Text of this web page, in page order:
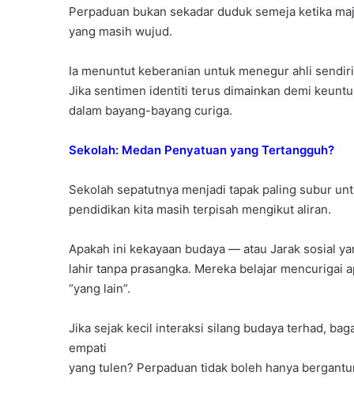
Perpaduan bukan sekadar duduk semeja ketika
yang masih wujud.
Ia menuntut keberanian untuk menegur ahli
Jika sentimen identiti terus dimainkan demi
dalam bayang-bayang curiga.
Sekolah: Medan Penyatuan yang Tertangguh?
Sekolah sepatutnya menjadi tapak paling subur
pendidikan kita masih terpisah mengikut aliran.
Apakah ini kekayaan budaya — atau Jarak sosial
lahir tanpa prasangka. Mereka belajar mencurigai
“yang lain”.
Jika sejak kecil interaksi silang budaya terhad,
empati
yang tulen? Perpaduan tidak boleh hanya